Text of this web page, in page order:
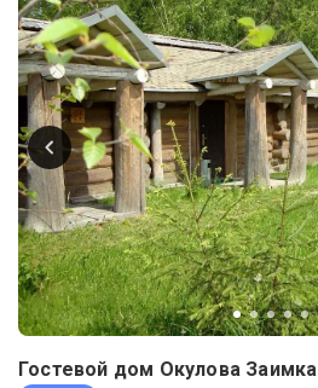
Гостевой дом Окулова Заимка